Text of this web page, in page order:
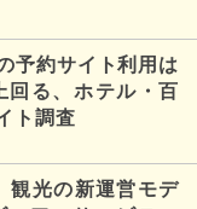
予約サイト利用は
回る、ホテル・百
ト調査
光の新運営モデ